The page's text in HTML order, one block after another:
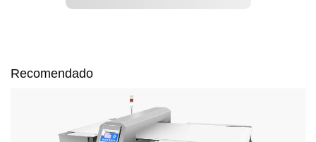
Recomendado